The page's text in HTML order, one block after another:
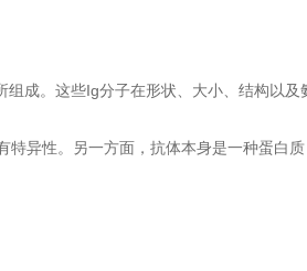
成。这些Ig分子在形状、大小、结构以
异性。另一方面，抗体本身是一种蛋白